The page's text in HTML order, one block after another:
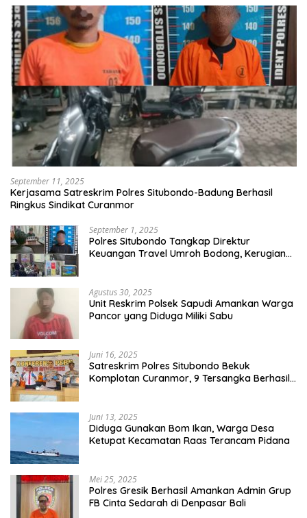
September 11, 2025
Kerjasama Satreskrim Polres Situbondo-Badung Berhasil
Ringkus Sindikat Curanmor
September 1, 2025
Polres Situbondo Tangkap Direktur
Keuangan Travel Umroh Bodong, Kerugian
Agustus 30, 2025
Unit Reskrim Polsek Sapudi Amankan Warga
Pancor yang Diduga Miliki Sabu
Juni 16, 2025
Satreskrim Polres Situbondo Bekuk
Komplotan Curanmor, 9 Tersangka Berhasil
Juni 13, 2025
Diduga Gunakan Bom Ikan, Warga Desa
Ketupat Kecamatan Raas Terancam Pidana
Mei 25, 2025
Polres Gresik Berhasil Amankan Admin Grup
FB Cinta Sedarah di Denpasar Bali